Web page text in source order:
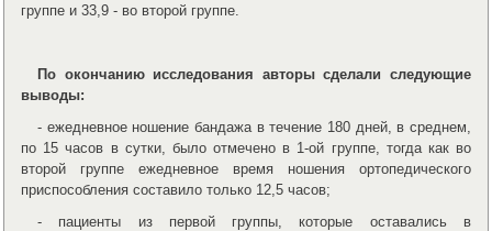
группе и 33,9 - во второй группе.
По окончанию исследования авторы сделали следующие
выводы:
- ежедневное ношение бандажа в течение 180 дней, в среднем,
по 15 часов в сутки, было отмечено в 1-ой группе, тогда как во
второй группе ежедневное время ношения ортопедического
приспособления составило только 12,5 часов;
- пациенты из первой группы, которые оставались в